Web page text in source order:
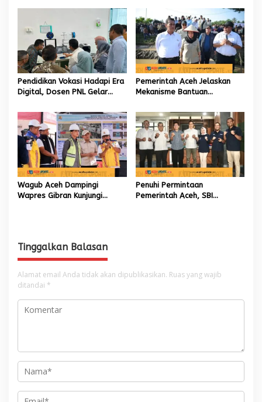
Tinggi
Pendidikan Vokasi Hadapi Era
Digital, Dosen PNL Gelar
Guru Produktif SMK
Pemerintah Aceh Jelaskan
Mekanisme Bantuan
Pemulihan Sawah dan Kebun
Wagub Aceh Dampingi
Wapres Gibran Kunjungi
Penuhi Permintaan
Pemerintah Aceh, SBI
Tinggalkan Balasan
Alamat email Anda tidak akan dipublikasikan. Ruas yang wajib
ditandai *